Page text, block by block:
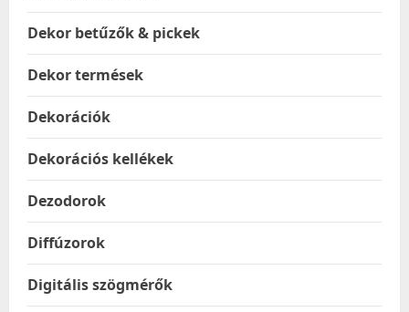
Dekor betűzők & pickek
Dekor termések
Dekorációk
Dekorációs kellékek
Dezodorok
Diffúzorok
Digitális szögmérők